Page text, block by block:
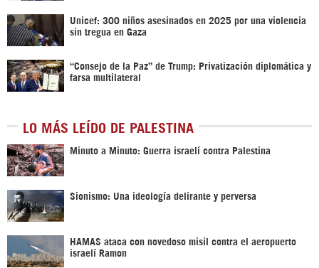
Unicef: 300 niños asesinados en 2025 por una violencia
sin tregua en Gaza
“Consejo de la Paz” de Trump: Privatización diplomática y
farsa multilateral
LO MÁS LEÍDO DE PALESTINA
Minuto a Minuto: Guerra israelí contra Palestina
Sionismo: Una ideología delirante y perversa
HAMAS ataca con novedoso misil contra el aeropuerto
israelí Ramon